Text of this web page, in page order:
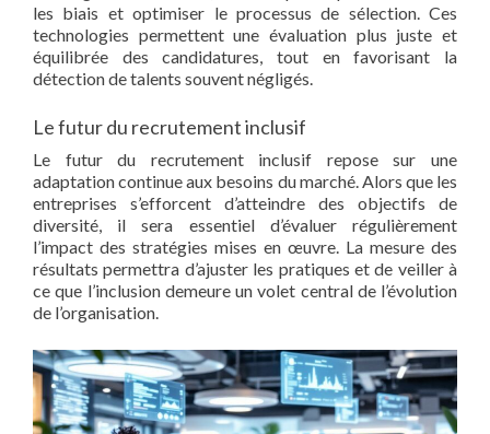
les biais et optimiser le processus de sélection. Ces
technologies permettent une évaluation plus juste et
équilibrée des candidatures, tout en favorisant la
détection de talents souvent négligés.
Le futur du recrutement inclusif
Le futur du recrutement inclusif repose sur une
adaptation continue aux besoins du marché. Alors que les
entreprises s’efforcent d’atteindre des objectifs de
diversité, il sera essentiel d’évaluer régulièrement
l’impact des stratégies mises en œuvre. La mesure des
résultats permettra d’ajuster les pratiques et de veiller à
ce que l’inclusion demeure un volet central de l’évolution
de l’organisation.